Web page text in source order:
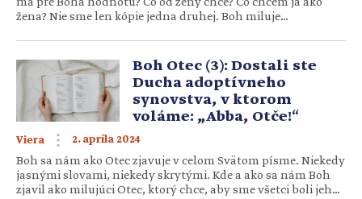
žena? Nie sme len kópie jedna druhej. Boh miluje
životnej ceste nie sme samy. Zdieľame medzi sebou viac, než
si väčšina z […]
Boh Otec (3): Dostali ste
Ducha adoptívneho
synovstva, v ktorom
voláme: „Abba, Otče!“
Viera 2. apríla 2024
Boh sa nám ako Otec zjavuje v celom Svätom písme. Niekedy
jasnými slovami, niekedy skrytými. Kde a ako sa nám Boh
zjavil ako milujúci Otec, ktorý chce, aby sme všetci boli jeho